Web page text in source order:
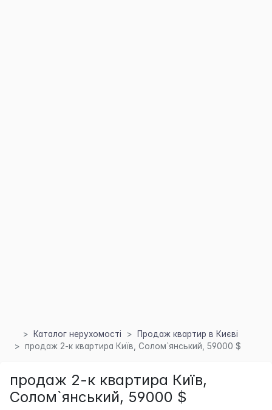
Каталог нерухомості
Продаж квартир в Києві
продаж 2-к квартира Київ, Солом`янський, 59000 $
продаж 2-к квартира Київ,
Солом`янський, 59000 $